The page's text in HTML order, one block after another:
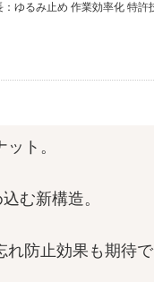
：ゆるみ止め 作業効率化 特許
ト。
む新構造。
れ防止効果も期待